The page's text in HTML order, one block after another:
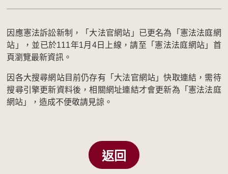
因應憲法訴訟新制，「大法官網站」已更名為「憲法法庭網
站」，並已於111年1月4日上線，請至「憲法法庭網站」首
頁瀏覽最新資訊。
因各大搜尋網站目前仍存有「大法官網站」快取連結，需待
搜尋引擎更新資料後，相關網址連結才會更新為「憲法法庭
網站」，造成不便敬請見諒。
返回